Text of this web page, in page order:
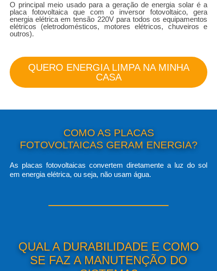
O principal meio usado para a geração de energia solar é a
placa fotovoltaica que com o inversor fotovoltaico, gera
energia elétrica em tensão 220V para todos os equipamentos
elétricos (eletrodomésticos, motores elétricos, chuveiros e
outros).
QUERO ENERGIA LIMPA NA MINHA
CASA
COMO AS PLACAS
FOTOVOLTAICAS GERAM ENERGIA?
As placas fotovoltaicas convertem diretamente a luz do sol
em energia elétrica, ou seja, não usam água.
QUAL A DURABILIDADE E COMO
SE FAZ A MANUTENÇÃO DO